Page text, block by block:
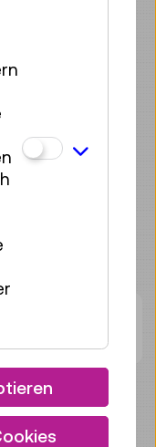
von 7–
Kinder
besucht
4. Klasse
haben.
können
zur